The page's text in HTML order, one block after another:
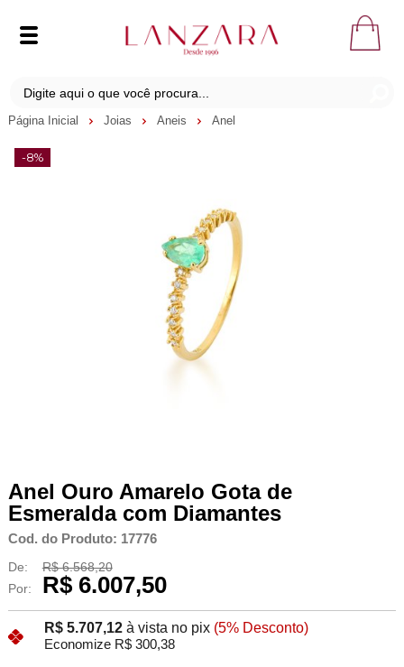
Página Inicial Joias Aneis Anel
-8%
Anel Ouro Amarelo Gota de
Esmeralda com Diamantes
Cod. do Produto: 17776
De:
R$ 6.568,20
Por:
R$ 6.007,50
R$ 5.707,12 à vista no pix (5% Desconto)
Economize R$ 300,38